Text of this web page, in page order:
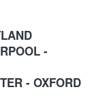
-
- OXFORD